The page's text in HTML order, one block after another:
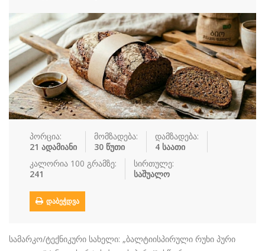
რძის პროდუ… სალათი სასმელები სოუსი
სუპები სუში ტკბილეული ფასტ ფუდი
ფასტ ფუდი ფუნთუშები ქათამი ქართული
ყავა ჩაი ცომეული ხორცი
ჯანსაღი კვ…
რეცეპტები
დაგვიკავშირდით
შესვლა / რეგისტრაცია
პორცია:
21 ადამიანი
მომზადება:
30 წუთი
დამზადება:
4 საათი
კალორია 100 გრამზე:
241
სირთულე:
საშუალო
ᲓᲐᲑᲔᲭᲓᲕᲐ
სამარკო/ტექნიკური სახელი: „ბალტიისპირული რუხი პური